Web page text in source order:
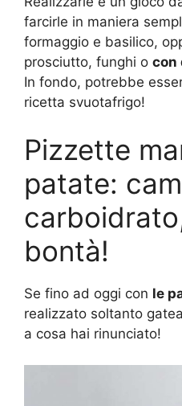
farcirle in maniera
formaggio e basilico,
prosciutto, funghi o con
In fondo, potrebbe
ricetta svuotafrigo!
Pizzette
patate:
bontà!
Se fino ad oggi con le
realizzato soltanto
a cosa hai rinunciato!